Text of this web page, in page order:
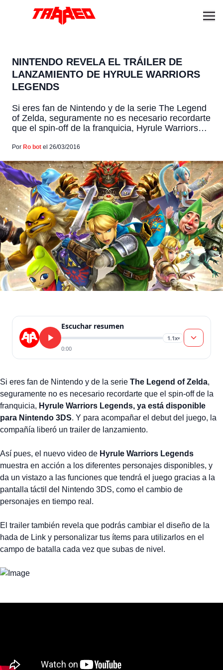
NINTENDO REVELA EL TRÁILER DE
LANZAMIENTO DE HYRULE WARRIORS
LEGENDS
Si eres fan de Nintendo y de la serie The Legend
of Zelda, seguramente no es necesario recordarte
que el spin-off de la franquicia, Hyrule Warriors
Y para acompañar el debut del juego, la
pues, el nuevo video de Hyrule Warriors […]
Por Ro bot el 26/03/2016
Escuchar resumen
1.1x▾
0:00
Si eres fan de Nintendo y de la serie The Legend of Zelda,
seguramente no es necesario recordarte que el spin-off de la
franquicia, Hyrule Warriors Legends, ya está disponible
para Nintendo 3DS. Y para acompañar el debut del juego, la
compañía liberó un trailer de lanzamiento.
Así pues, el nuevo video de Hyrule Warriors Legends
muestra en acción a los diferentes personajes disponibles, y
da un vistazo a las funciones que tendrá el juego gracias a la
pantalla táctil del Nintendo 3DS, como el cambio de
personajes en tiempo real.
El trailer también revela que podrás cambiar el diseño de la
hada de Link y personalizar tus ítems para utilizarlos en el
campo de batalla cada vez que subas de nivel.